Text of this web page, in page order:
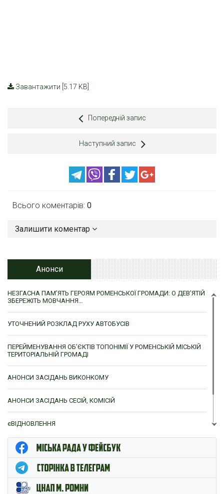
Завантажити [5.17 KB]
Попередній запис
Наступний запис
Всього коментарів: 0
Залишити коментар
Анонси
НЕЗГАСНА ПАМ’ЯТЬ ГЕРОЯМ РОМЕНСЬКОЇ ГРОМАДИ: О ДЕВ’ЯТІЙ
ЗБЕРЕЖІТЬ МОВЧАННЯ…
УТОЧНЕНИЙ РОЗКЛАД РУХУ АВТОБУСІВ
ПЕРЕЙМЕНУВАННЯ ОБ’ЄКТІВ ТОПОНІМІЇ У РОМЕНСЬКІЙ МІСЬКІЙ
ТЕРИТОРІАЛЬНІЙ ГРОМАДІ
АНОНСИ ЗАСІДАНЬ ВИКОНКОМУ
АНОНСИ ЗАСІДАНЬ СЕСІЙ, КОМІСІЙ
єВІДНОВЛЕННЯ
ЦНАП м. Ромни